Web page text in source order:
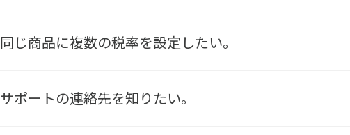
同じ商品に複数の税率を設定したい。
サポートの連絡先を知りたい。